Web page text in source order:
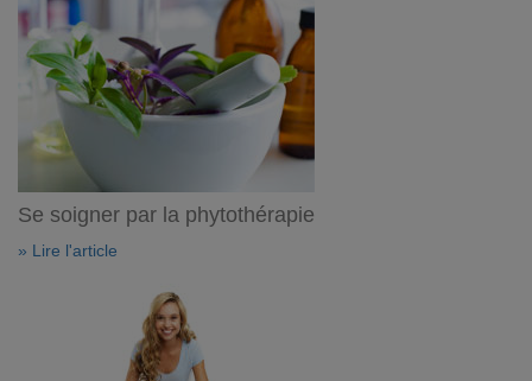
Se soigner par la phytothérapie
» Lire l'article